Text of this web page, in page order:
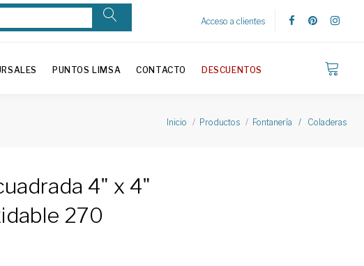
Acceso a clientes
PUNTOS LIMSA CONTACTO DESCUENTOS
Inicio Productos Fontanería / Coladeras
4" x 4"
270